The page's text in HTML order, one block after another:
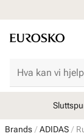
Brands ADIDAS